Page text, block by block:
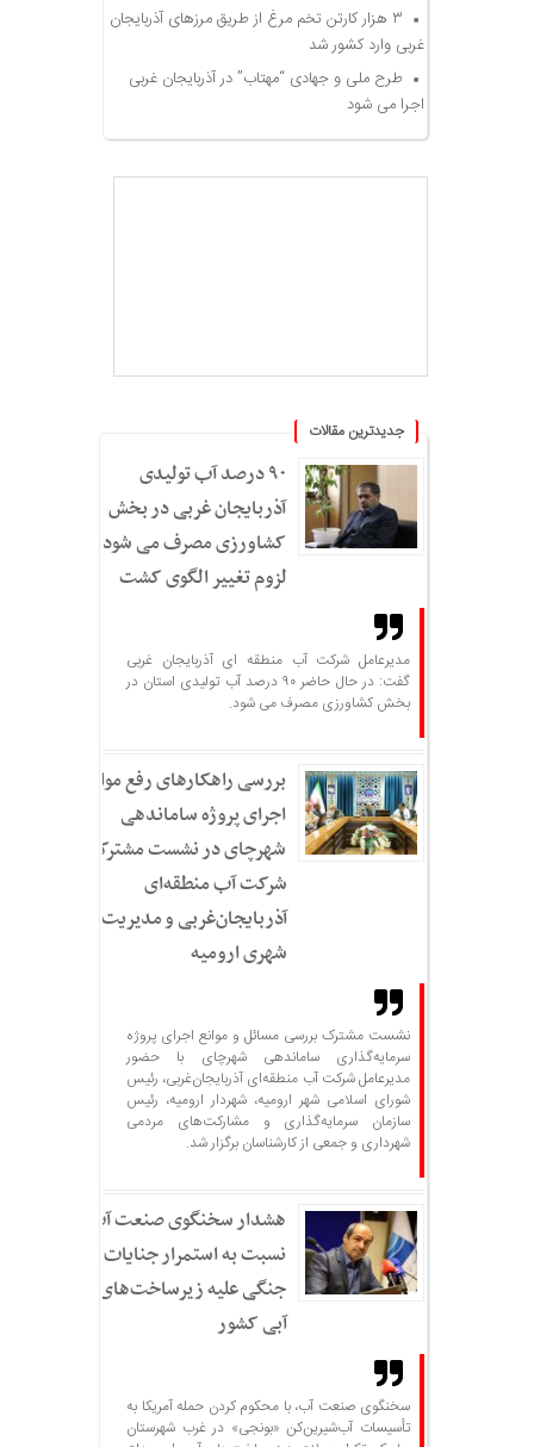
۳ هزار کارتن تخم مرغ از طریق مرزهای آذربایجان
غربی وارد کشور شد
طرح ملی و جهادی “مهتاب” در آذربایجان غربی
اجرا می شود
جدیدترین مقالات
۹۰ درصد آب تولیدی
آذربایجان غربی در بخش
کشاورزی مصرف می شود؛
لزوم تغییر الگوی کشت
مدیرعامل شرکت آب منطقه ای آذربایجان غربی
گفت: در حال حاضر ۹۰ درصد آب تولیدی استان در
بخش کشاورزی مصرف می شود.
بررسی راهکارهای رفع موانع
اجرای پروژه ساماندهی
شهرچای در نشست مشترک
شرکت آب منطقه‌ای
آذربایجان‌غربی و مدیریت
شهری ارومیه
نشست مشترک بررسی مسائل و موانع اجرای پروژه
سرمایه‌گذاری ساماندهی شهرچای با حضور
مدیرعامل شرکت آب منطقه‌ای آذربایجان‌غربی، رئیس
شورای اسلامی شهر ارومیه، شهردار ارومیه، رئیس
سازمان سرمایه‌گذاری و مشارکت‌های مردمی
شهرداری و جمعی از کارشناسان برگزار شد.
هشدار سخنگوی صنعت آب
نسبت به استمرار جنایات
جنگی علیه زیرساخت‌های
آبی کشور
سخنگوی صنعت آب، با محکوم کردن حمله آمریکا به
تأسیسات آب‌شیرین‌کن «بونجی» در غرب شهرستان